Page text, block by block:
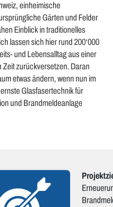
einheimische
Gärten und Felder
Einblick in traditionelles
lassen sich hier rund 200‘000
und Lebensalltag aus einer
Zeit zurückversetzen. Daran
etwas ändern, wenn nun im
Glasfasertechnik für
und Brandmeldeanlage